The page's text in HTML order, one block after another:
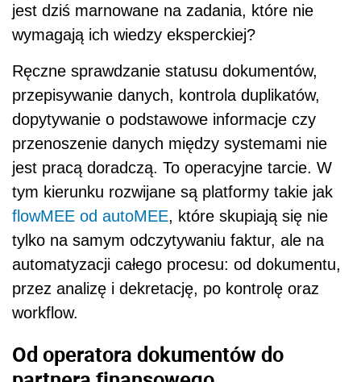
jest dziś marnowane na zadania, które nie
wymagają ich wiedzy eksperckiej?
Ręczne sprawdzanie statusu dokumentów,
przepisywanie danych, kontrola duplikatów,
dopytywanie o podstawowe informacje czy
przenoszenie danych między systemami nie
jest pracą doradczą. To operacyjne tarcie. W
tym kierunku rozwijane są platformy takie jak
flowMEE od autoMEE, które skupiają się nie
tylko na samym odczytywaniu faktur, ale na
automatyzacji całego procesu: od dokumentu,
przez analizę i dekretację, po kontrolę oraz
workflow.
Od operatora dokumentów do